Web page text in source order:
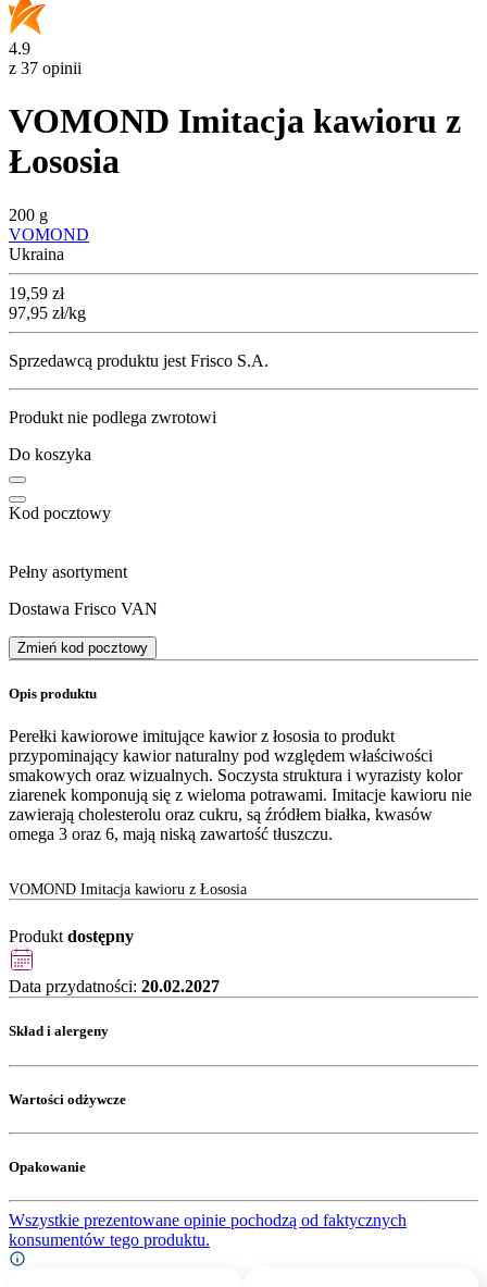
4.9
z 37 opinii
VOMOND Imitacja kawioru z
Łososia
200 g
VOMOND
Ukraina
Cena
19,59 zł
97,95 zł/kg
Sprzedawcą produktu jest Frisco S.A.
Produkt nie podlega zwrotowi
Do koszyka
Kod pocztowy
Pełny asortyment
Dostawa Frisco VAN
Zmień kod pocztowy
Opis produktu
Perełki kawiorowe imitujące kawior z łososia to produkt
przypominający kawior naturalny pod względem właściwości
smakowych oraz wizualnych. Soczysta struktura i wyrazisty kolor
ziarenek komponują się z wieloma potrawami. Imitacje kawioru nie
zawierają cholesterolu oraz cukru, są źródłem białka, kwasów
omega 3 oraz 6, mają niską zawartość tłuszczu.
VOMOND Imitacja kawioru z Łososia
Produkt dostępny
Data przydatności: 20.02.2027
Skład i alergeny
Wartości odżywcze
Opakowanie
Wszystkie prezentowane opinie pochodzą od faktycznych
konsumentów tego produktu.